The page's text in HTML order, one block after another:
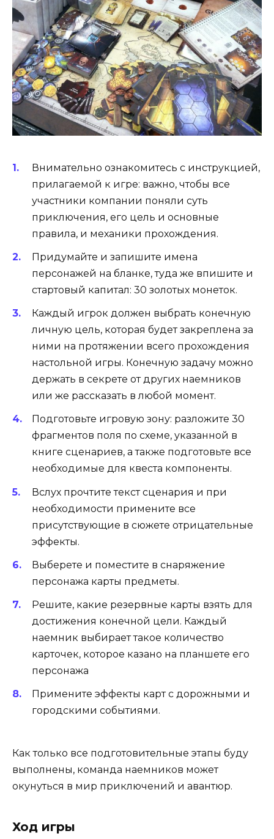
Внимательно ознакомитесь с инструкцией,
прилагаемой к игре: важно, чтобы все
участники компании поняли суть
приключения, его цель и основные
правила, и механики прохождения.
Придумайте и запишите имена
персонажей на бланке, туда же впишите и
стартовый капитал: 30 золотых монеток.
Каждый игрок должен выбрать конечную
личную цель, которая будет закреплена за
ними на протяжении всего прохождения
настольной игры. Конечную задачу можно
держать в секрете от других наемников
или же рассказать в любой момент.
Подготовьте игровую зону: разложите 30
фрагментов поля по схеме, указанной в
книге сценариев, а также подготовьте все
необходимые для квеста компоненты.
Вслух прочтите текст сценария и при
необходимости примените все
присутствующие в сюжете отрицательные
эффекты.
Выберете и поместите в снаряжение
персонажа карты предметы.
Решите, какие резервные карты взять для
достижения конечной цели. Каждый
наемник выбирает такое количество
карточек, которое казано на планшете его
персонажа
Примените эффекты карт с дорожными и
городскими событиями.
Как только все подготовительные этапы буду
выполнены, команда наемников может
окунуться в мир приключений и авантюр.
Ход игры